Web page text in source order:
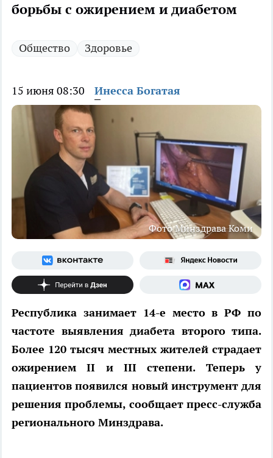
борьбы с ожирением и диабетом
Общество Здоровье
15 июня 08:30 Инесса Богатая
Фото Минздрава Коми
Республика занимает 14-е место в РФ по
частоте выявления диабета второго типа.
Более 120 тысяч местных жителей страдает
ожирением II и III степени. Теперь у
пациентов появился новый инструмент для
решения проблемы, сообщает пресс-служба
регионального Минздрава.